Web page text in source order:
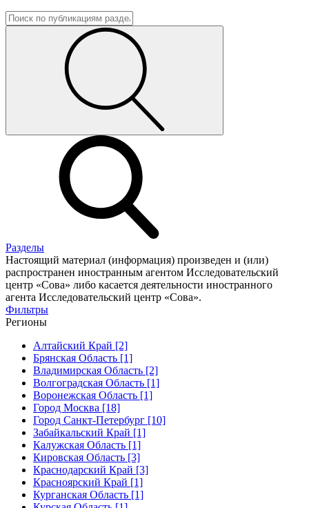
Разделы
Настоящий материал (информация) произведен и (или)
распространен иностранным агентом Исследовательский
центр «Сова» либо касается деятельности иностранного
агента Исследовательский центр «Сова».
Фильтры
Регионы
Алтайский Край [2]
Брянская Область [1]
Владимирская Область [2]
Волгоградская Область [1]
Воронежская Область [1]
Город Москва [18]
Город Санкт-Петербург [10]
Забайкальский Край [1]
Калужская Область [1]
Кировская Область [3]
Краснодарский Край [3]
Красноярский Край [1]
Курганская Область [1]